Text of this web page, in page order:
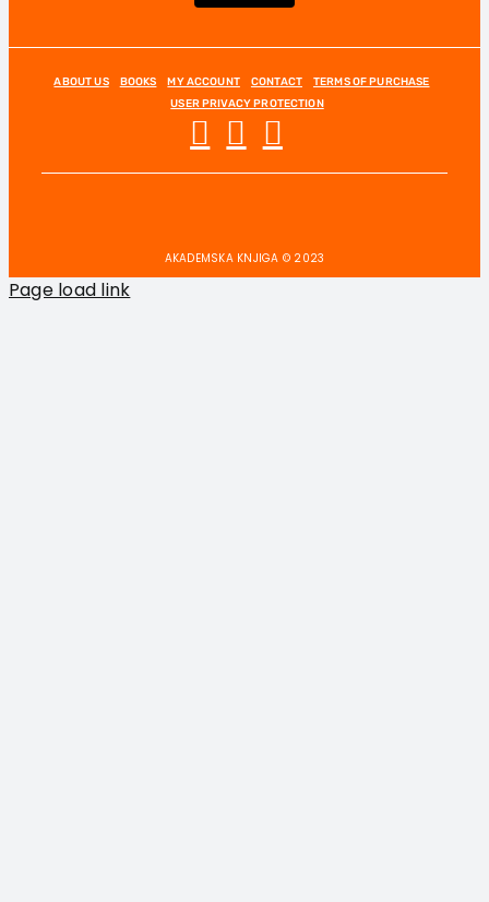
ABOUT US BOOKS MY ACCOUNT CONTACT
TERMS OF PURCHASE
USER PRIVACY PROTECTION
AKADEMSKA KNJIGA © 2023
Page load link